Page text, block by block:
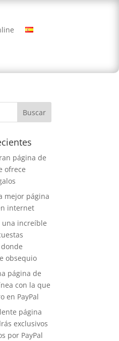
página de
ofrece
mejor página
internet
una increíble
obsequio
página de
con la que
en PayPal
página
exclusivos
por PayPal